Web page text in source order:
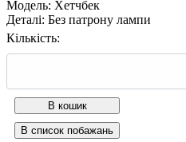
Модель: Хетчбек
Деталі: Без патрону лампи
Кількість: